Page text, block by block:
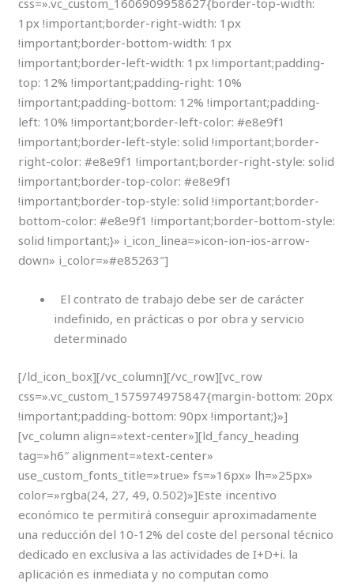
css=».vc_custom_1606909958627{border-top-width:
1px !important;border-right-width: 1px
!important;border-bottom-width: 1px
!important;border-left-width: 1px !important;padding-
top: 12% !important;padding-right: 10%
!important;padding-bottom: 12% !important;padding-
left: 10% !important;border-left-color: #e8e9f1
!important;border-left-style: solid !important;border-
right-color: #e8e9f1 !important;border-right-style: solid
!important;border-top-color: #e8e9f1
!important;border-top-style: solid !important;border-
bottom-color: #e8e9f1 !important;border-bottom-style:
solid !important;}» i_icon_linea=»icon-ion-ios-arrow-
down» i_color=»#e85263″]
El contrato de trabajo debe ser de carácter
indefinido, en prácticas o por obra y servicio
determinado
[/ld_icon_box][/vc_column][/vc_row][vc_row
css=».vc_custom_1575974975847{margin-bottom: 20px
!important;padding-bottom: 90px !important;}»]
[vc_column align=»text-center»][ld_fancy_heading
tag=»h6″ alignment=»text-center»
use_custom_fonts_title=»true» fs=»16px» lh=»25px»
color=»rgba(24, 27, 49, 0.502)»]Este incentivo
económico te permitirá conseguir aproximadamente
una reducción del 10-12% del coste del personal técnico
dedicado en exclusiva a las actividades de I+D+i. la
aplicación es inmediata y no computan como